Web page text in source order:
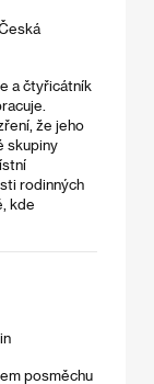
a čtyřicátník
že jeho
skupiny
rodinných
kde
posměchu